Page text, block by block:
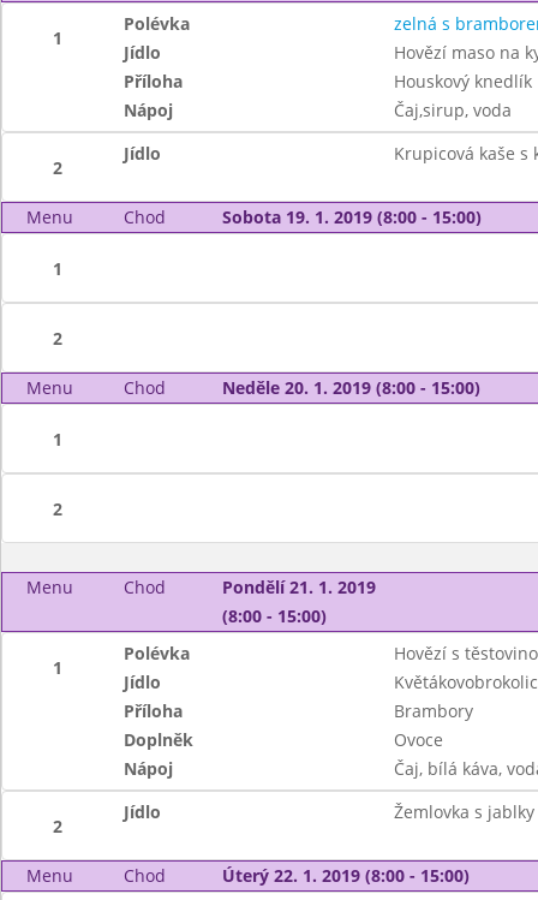
1
Polévka
zelná s
Jídlo
Hovězí maso na
Příloha
Houskový knedlík
Nápoj
Čaj,sirup, voda
2
Jídlo Krupicová kaše s
Menu Chod Sobota 19. 1. 2019 (8:00 - 15:00)
1
2
Menu Chod Neděle 20. 1. 2019 (8:00 - 15:00)
1
2
Menu Chod
Pondělí 21. 1. 2019
(8:00 - 15:00)
1
Polévka
Hovězí s
Jídlo
Příloha
Brambory
Doplněk
Ovoce
Nápoj
Čaj, bílá káva,
2
Jídlo Žemlovka s
Menu Chod Úterý 22. 1. 2019 (8:00 - 15:00)